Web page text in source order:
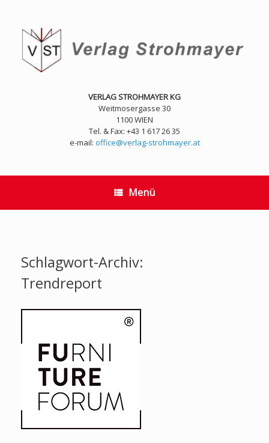
springen
VERLAG STROHMAYER KG
Weitmosergasse 30
1100 WIEN
Tel. & Fax: +43 1 617 26 35
e-mail: office@verlag-strohmayer.at
Menü
Schlagwort-Archiv:
Trendreport